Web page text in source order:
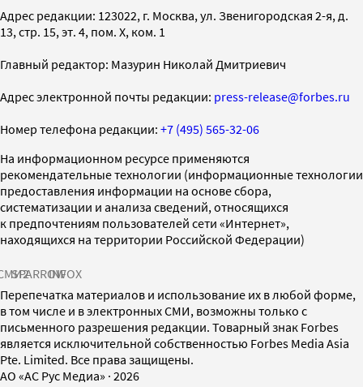
Адрес редакции: 123022, г. Москва, ул. Звенигородская 2-я, д.
13, стр. 15, эт. 4, пом. X, ком. 1
Главный редактор: Мазурин Николай Дмитриевич
Адрес электронной почты редакции: press-release@forbes.ru
Номер телефона редакции: +7 (495) 565-32-06
На информационном ресурсе применяются
рекомендательные технологии (информационные технологии
предоставления информации на основе сбора,
систематизации и анализа сведений, относящихся
к предпочтениям пользователей сети «Интернет»,
находящихся на территории Российской Федерации)
SPARROWINFOX
Перепечатка материалов и использование их в любой форме,
в том числе и в электронных СМИ, возможны только с
письменного разрешения редакции. Товарный знак Forbes
является исключительной собственностью Forbes Media Asia
Pte. Limited. Все права защищены.
AO «АС Рус Медиа» · 2026